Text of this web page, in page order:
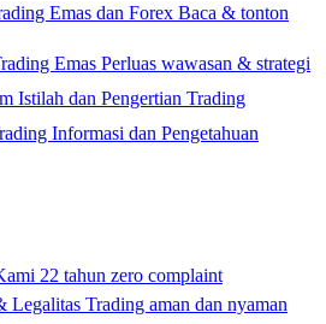
Emas dan Forex Baca & tonton
Emas Perluas wawasan & strategi
Istilah dan Pengertian Trading
Informasi dan Pengetahuan
22 tahun zero complaint
Legalitas Trading aman dan nyaman